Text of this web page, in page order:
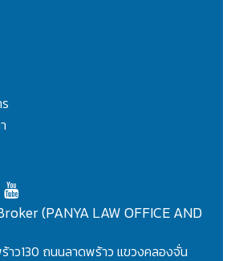
(PANYA LAW OFFICE AND
าว130 ถนนลาดพร้าว แขวงคลองจั่น